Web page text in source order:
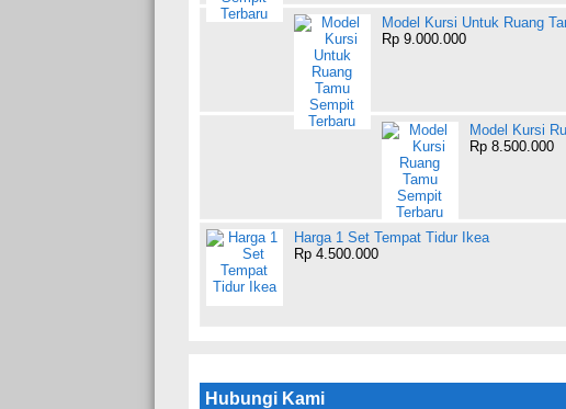
Model Kursi Untuk Ruang
Rp 9.000.000
Model Kursi
Rp 8.500.000
Harga 1 Set Tempat Tidur Ikea
Rp 4.500.000
Hubungi Kami